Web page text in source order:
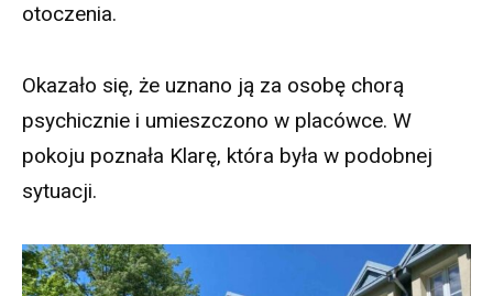
otoczenia.
Okazało się, że uznano ją za osobę chorą
psychicznie i umieszczono w placówce. W
pokoju poznała Klarę, która była w podobnej
sytuacji.